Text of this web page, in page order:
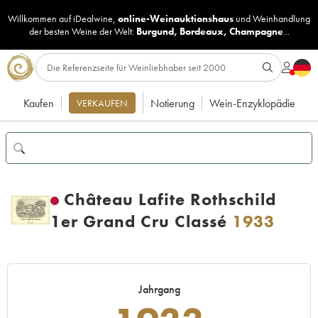
Willkommen auf iDealwine, online-Weinauktionshaus undWeinhandlung
der besten Weine der Welt: Burgund, Bordeaux, Champagne...
Kaufen VERKAUFEN Notierung Wein-Enzyklopädie
Château Lafite Rothschild
1er Grand Cru Classé 1933
Jahrgang